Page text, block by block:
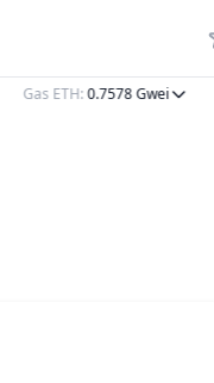
Gas ETH:0.7578Gwei